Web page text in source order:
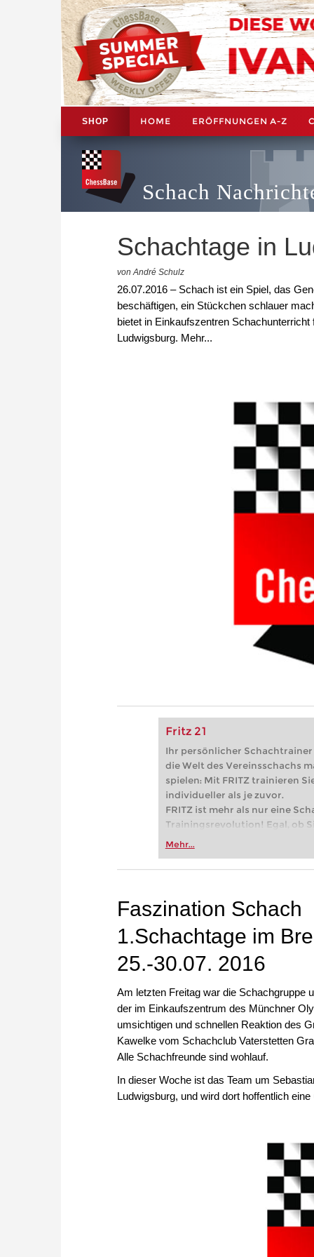
SHOP HOME ERÖFFNUNGEN A-Z
Schach
Schachtage in
von André Schulz
26.07.2016 – Schach ist ein Spiel, das
beschäftigen, ein Stückchen schlauer
bietet in Einkaufszentren
Ludwigsburg. Mehr...
Fritz 21
Ihr persönlicher
die Welt des Vereinsschachs
spielen: Mit FRITZ trainieren
individueller als je zuvor.
FRITZ ist mehr als nur eine
Trainingsrevolution! Egal, ob
Vereinsschachs machen oder
zuvor.
Mehr...
Faszination Schach
1.Schachtage im
25.-30.07. 2016
Am letzten Freitag war die Schachgruppe
der im Einkaufszentrum des Münchner
umsichtigen und schnellen Reaktion des
Kawelke vom Schachclub Vaterstetten
Alle Schachfreunde sind wohlauf.
In dieser Woche ist das Team um
Ludwigsburg, und wird dort hoffentlich